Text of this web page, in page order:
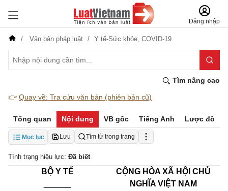
Đăng nhập
Văn bản pháp luật Y tế-Sức khỏe, COVID-19
Tìm nâng cao
👉 Quay về: Tra cứu văn bản (phiên bản cũ)
Tổng quan Nội dung VB gốc Tiếng Anh Lược đồ
Mục lục Lưu Tìm từ trong trang
Tình trạng hiệu lực: Đã biết
BỘ Y TẾ
CỘNG HÒA XÃ HỘI CHỦ
NGHĨA VIỆT NAM